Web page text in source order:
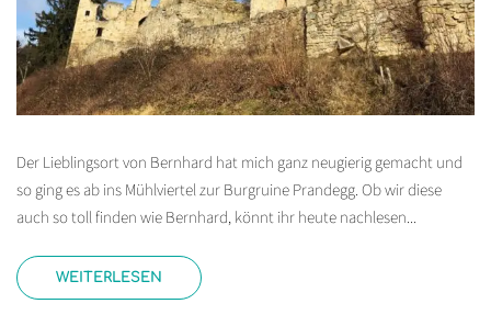
Der Lieblingsort von Bernhard hat mich ganz neugierig gemacht und
so ging es ab ins Mühlviertel zur Burgruine Prandegg. Ob wir diese
auch so toll finden wie Bernhard, könnt ihr heute nachlesen...
WEITERLESEN